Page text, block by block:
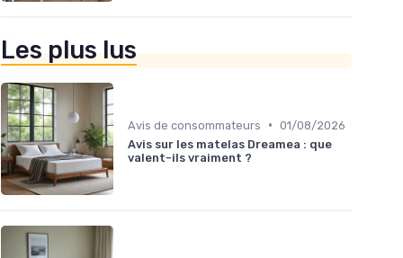
Les plus lus
Avis de consommateurs • 01/08/2026
Avis sur les matelas Dreamea : que
valent-ils vraiment ?